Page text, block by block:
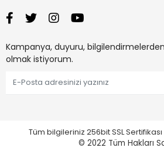
Kampanya, duyuru,
olmak istiyorum.
Tüm bilgileriniz 256bit SSL
© 2022 Tüm Hakları